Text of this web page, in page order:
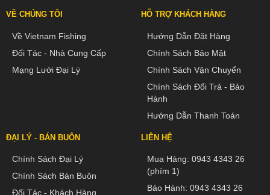
VỀ CHÚNG TÔI
Về Vietnam Fishing
Đối Tác - Nhà Cung Cấp
Mạng Lưới Đại Lý
HỖ TRỢ KHÁCH HÀNG
Hướng Dẫn Đặt Hàng
Chính Sách Bảo Mật
Chính Sách Vận Chuyển
Chính Sách Đổi Trả - Bảo
Hành
Hướng Dẫn Thanh Toán
ĐẠI LÝ - BÁN BUÔN
Chính Sách Đại Lý
Chính Sách Bán Buôn
Đối Tác - Khách Hàng
LIÊN HỆ
Mua Hàng: 0943 4343 26
(phím 1)
Bảo Hành: 0943 4343 26